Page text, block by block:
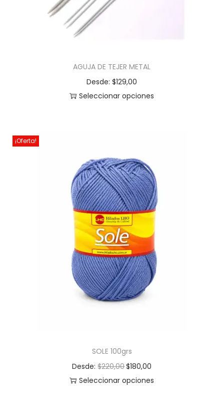
AGUJA DE TEJER METAL
Desde:$129,00
Seleccionar opciones
¡Oferta!
SOLE 100grs
Desde:$220,00$180,00
Seleccionar opciones